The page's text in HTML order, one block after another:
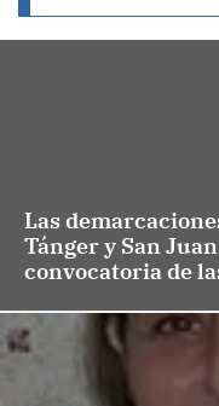
Las
Tánger y San
convocatoria de